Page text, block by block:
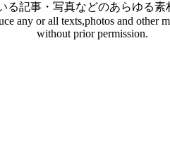
る記事・写真などのあらゆる素
any or all texts,photos and other
without prior permission.